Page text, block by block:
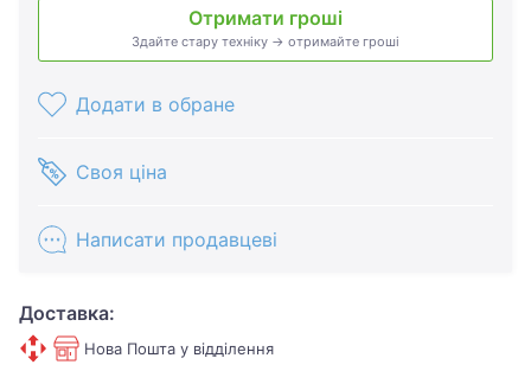
Отримати гроші
Здайте стару техніку → отримайте гроші
Додати в обране
Своя ціна
Написати продавцеві
Доставка:
Нова Пошта у відділення